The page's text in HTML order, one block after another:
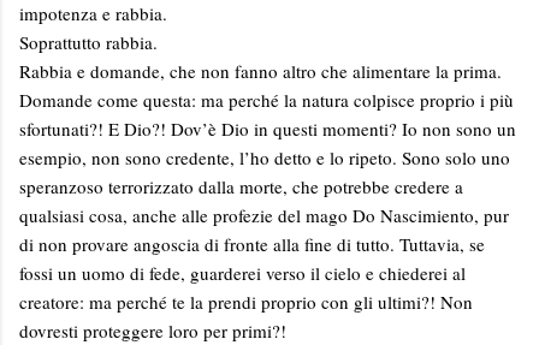
impotenza e rabbia.
Soprattutto rabbia.
Rabbia e domande, che non fanno altro che alimentare la prima.
Domande come questa: ma perché la natura colpisce proprio i più
sfortunati?! E Dio?! Dov’è Dio in questi momenti? Io non sono un
esempio, non sono credente, l’ho detto e lo ripeto. Sono solo uno
speranzoso terrorizzato dalla morte, che potrebbe credere a
qualsiasi cosa, anche alle profezie del mago Do Nascimiento, pur
di non provare angoscia di fronte alla fine di tutto. Tuttavia, se
fossi un uomo di fede, guarderei verso il cielo e chiederei al
creatore: ma perché te la prendi proprio con gli ultimi?! Non
dovresti proteggere loro per primi?!